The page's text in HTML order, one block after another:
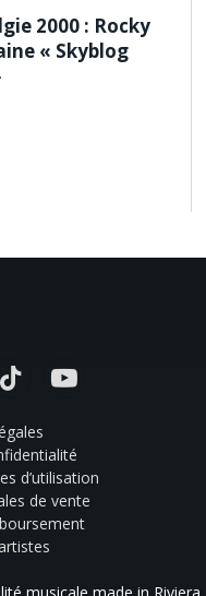
2000 : Rocky
« Skyblog
TikTok YouTube
d’utilisation
de vente
musicale made in Riviera